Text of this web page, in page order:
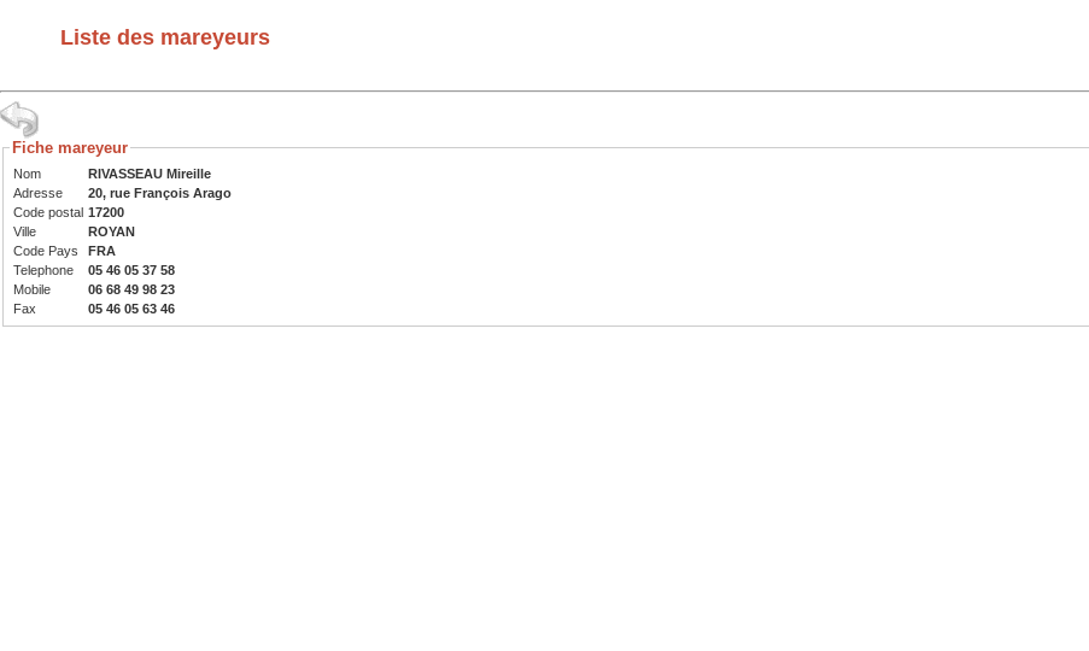
Liste des mareyeurs
Fiche mareyeur
Nom
RIVASSEAU Mireille
Adresse
20, rue François Arago
Code postal 17200
Ville
ROYAN
Code Pays
FRA
Telephone
05 46 05 37 58
Mobile
06 68 49 98 23
Fax
05 46 05 63 46